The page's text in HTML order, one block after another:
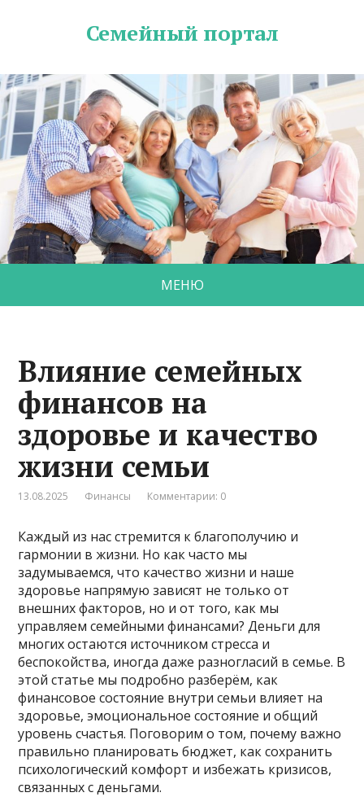
Семейный портал
МЕНЮ
Влияние семейных
финансов на
здоровье и качество
жизни семьи
13.08.2025 Финансы Комментарии: 0
Каждый из нас стремится к благополучию и
гармонии в жизни. Но как часто мы
задумываемся, что качество жизни и наше
здоровье напрямую зависят не только от
внешних факторов, но и от того, как мы
управляем семейными финансами? Деньги для
многих остаются источником стресса и
беспокойства, иногда даже разногласий в семье. В
этой статье мы подробно разберём, как
финансовое состояние внутри семьи влияет на
здоровье, эмоциональное состояние и общий
уровень счастья. Поговорим о том, почему важно
правильно планировать бюджет, как сохранить
психологический комфорт и избежать кризисов,
связанных с деньгами.